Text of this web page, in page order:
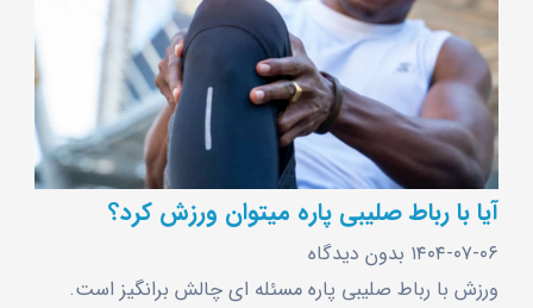
آیا با رباط صلیبی پاره میتوان ورزش کرد؟
۱۴۰۴-۰۷-۰۶ بدون دیدگاه
ورزش با رباط صلیبی پاره مسئله ‌ای چالش برانگیز است.